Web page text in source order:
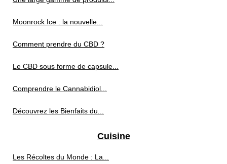
Moonrock Ice : la nouvelle...
Comment prendre du CBD ?
Le CBD sous forme de capsule...
Comprendre le Cannabidiol...
Découvrez les Bienfaits du...
Cuisine
Les Récoltes du Monde : La...